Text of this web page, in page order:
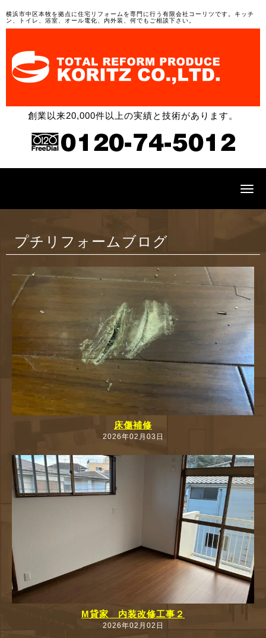
横浜市中区本牧を拠点に住宅リフォームを専門に行う有限会社コーリツです。キッチ
ン、トイレ、浴室、オール電化、内外装、何でもご相談下さい。
創業以来20,000件以上の実績と技術があります。
N
v
i
プチリフォームブログ
床傷補修
2026年02月03日
M貸家 内装改修工事２
2026年02月02日